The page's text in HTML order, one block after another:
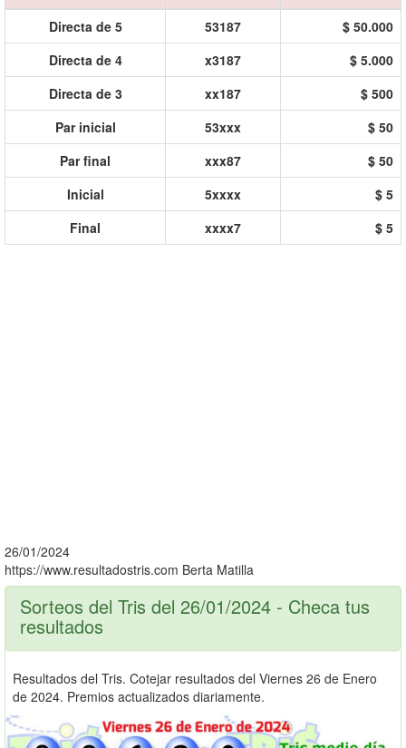
Directa de 5
53187
$ 50.000
Directa de 4
x3187
$ 5.000
Directa de 3
xx187
$ 500
Par inicial
53xxx
$ 50
Par final
xxx87
$ 50
Inicial
5xxxx
$ 5
Final
xxxx7 $ 5
26/01/2024
https://www.resultadostris.com Berta Matilla
Sorteos del Tris del 26/01/2024 - Checa tus
resultados
Resultados del Tris. Cotejar resultados del Viernes 26 de Enero
de 2024. Premios actualizados diariamente.